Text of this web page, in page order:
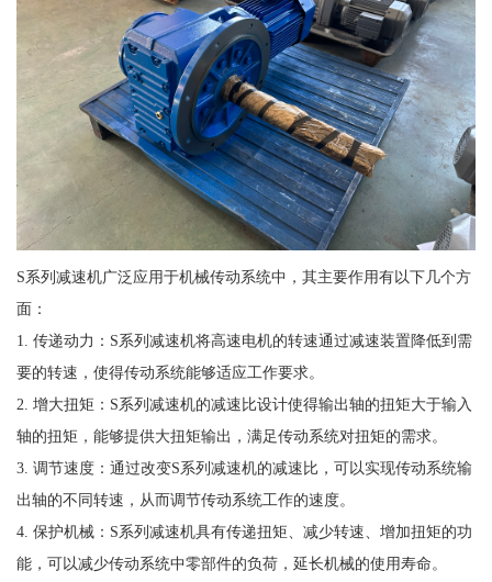
S系列减速机广泛应用于机械传动系统中，其主要作用有以下几个方
面：
1. 传递动力：S系列减速机将高速电机的转速通过减速装置降低到需
要的转速，使得传动系统能够适应工作要求。
2. 增大扭矩：S系列减速机的减速比设计使得输出轴的扭矩大于输入
轴的扭矩，能够提供大扭矩输出，满足传动系统对扭矩的需求。
3. 调节速度：通过改变S系列减速机的减速比，可以实现传动系统输
出轴的不同转速，从而调节传动系统工作的速度。
4. 保护机械：S系列减速机具有传递扭矩、减少转速、增加扭矩的功
能，可以减少传动系统中零部件的负荷，延长机械的使用寿命。